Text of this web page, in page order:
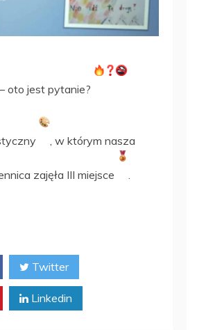
oto jest pytanie?
, w którym nasza
zajęła III miejsce
.
Twitter
Linkedin